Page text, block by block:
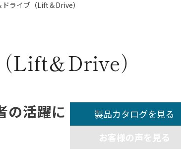
ドライブ（Lift＆Drive）
Lift＆Drive）
の活躍に
製品カタログを見る
お客様の声を見る